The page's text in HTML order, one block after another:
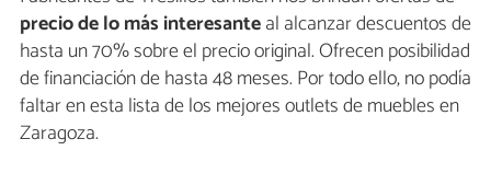
precio de lo más interesanteal alcanzar descuentos de
hasta un 70% sobre el precio original. Ofrecen posibilidad
de financiación de hasta 48 meses. Por todo ello, no podía
faltar en esta lista de los mejores outlets de muebles en
Zaragoza.